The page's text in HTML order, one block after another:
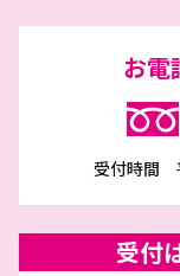
お電
受付時間
受付